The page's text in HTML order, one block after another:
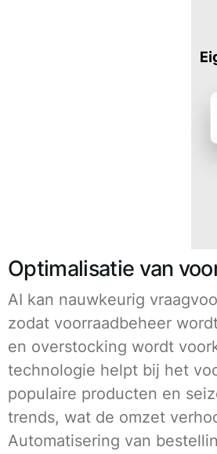
Optimalisatie van
AI kan nauwkeurig
zodat voorraadbeheer
en overstocking wordt
technologie helpt bij het
populaire producten en
trends, wat de omzet
Automatisering van